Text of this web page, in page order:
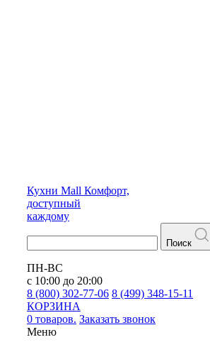
Кухни Mall Комфорт,
доступный
каждому
Поиск
ПН-ВС
с 10:00 до 20:00
8 (800) 302-77-06 8 (499) 348-15-11
КОРЗИНА
0 товаров. Заказать звонок
Меню